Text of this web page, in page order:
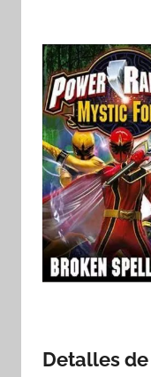
Detalles